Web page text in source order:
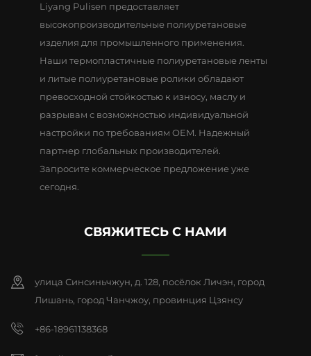
Liyang Pulisen предоставляет
высокопроизводительные полиуретановые
изделия для промышленного применения.
Наши термопластичные полиуретановые ленты
и литые полиуретановые ролики обладают
превосходной стойкостью к износу, маслу и
разрывам с возможностью индивидуальной
настройки по требованиям OEM. Надежный
партнер глобальных производителей.
Запросите коммерческое предложение уже
сегодня.
СВЯЖИТЕСЬ С НАМИ
улица Синсиньчжун, д. 128, посёлок Личэн, город
Лишань, город Чанчжоу, провинция Цзянсу
+86-18961138368